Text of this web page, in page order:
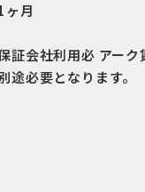
ヶ月
証会社利用必 アー
途必要となります。